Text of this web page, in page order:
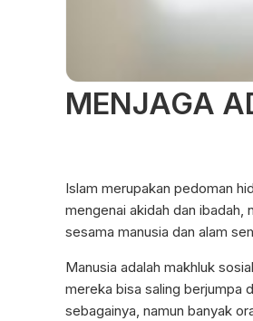
MENJAGA
Islam merupakan pedoman
mengenai akidah dan ibadah,
sesama manusia dan alam
Manusia adalah makhluk
mereka bisa saling berjumpa
sebagainya, namun banyak